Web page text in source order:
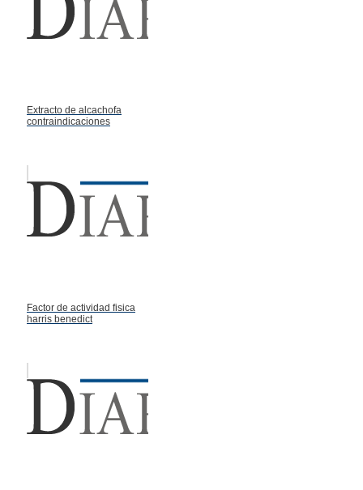
Extracto de alcachofa
contraindicaciones
Factor de actividad fisica
harris benedict